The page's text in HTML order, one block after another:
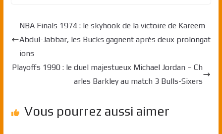
NBA Finals 1974 : le skyhook de la victoire de Kareem
Abdul-Jabbar, les Bucks gagnent après deux prolongat
ions
Playoffs 1990 : le duel majestueux Michael Jordan – Ch
arles Barkley au match 3 Bulls-Sixers
Vous pourrez aussi aimer